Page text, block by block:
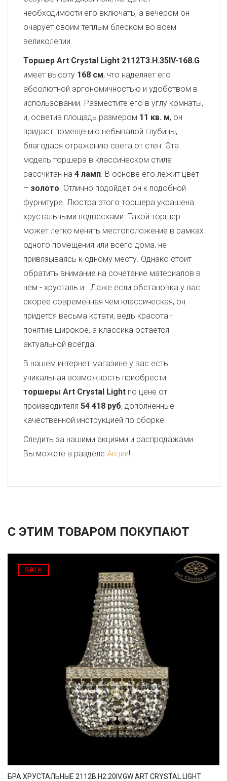
необходимости его включать, а вечером он
очарует своим теплым блеском во всем
великолепии.
Торшер Art Crystal Light 2112T3.H.35IV-168.G
имеет высоту 168 см, что наделяет его
абсолютной эргономичностью и удобством в
использовании. Разместите его в углу комнаты,
и, осветив площадь размером 11 кв. м, он
придаст помещению небывалой глубины,
благодаря отражению света от стен. Эта
модель торшера в классическом стиле
рассчитан на 4 ламп. В основе его лежит цвет
– золото. Отлично подойдет он к подобной
фурнитуре. Люстра этого торшера украшена
хрустальными подвесками. Такой торшер
может легко менять местоположение в рамках
одного помещения или всего дома, не
привязываясь к одному месту. Однако стоит
обратить внимание на сочетание материалов в
нем - хрусталь и . Даже если обстановка у вас
скорее современная чем классическая, он
придется весьма кстати, ведь красота -
понятие широкое, а классика остается
актуальной всегда.
В нашем интернет магазине у вас есть
уникальная возможность приобрести
торшеры Art Crystal Light по цене от
производителя 54 418 руб, дополненные
качественной инструкцией по сборке.
Следить за нашими акциями и распродажами
Вы можете в разделе Акции!
С ЭТИМ ТОВАРОМ ПОКУПАЮТ
SALE
БРА ХРУСТАЛЬНЫЕ 2112B.H2.20IV.GW ART CRYSTAL LIGHT